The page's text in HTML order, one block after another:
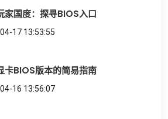
家国度：探寻BIOS入口
17 13:53:55
卡BIOS版本的简易指南
16 13:56:07